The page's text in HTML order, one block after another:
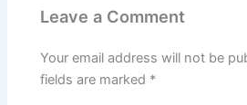
Leave a Comment
Your email address will not be
fields are marked *